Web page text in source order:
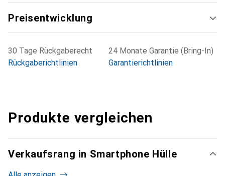
Preisentwicklung
30 Tage Rückgaberecht
Rückgaberichtlinien
24 Monate Garantie (Bring-In)
Garantierichtlinien
Produkte vergleichen
Verkaufsrang in Smartphone Hülle